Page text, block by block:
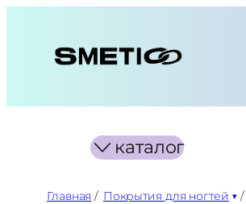
содержимому
каталог
Главная / Покрытия для ногтей /